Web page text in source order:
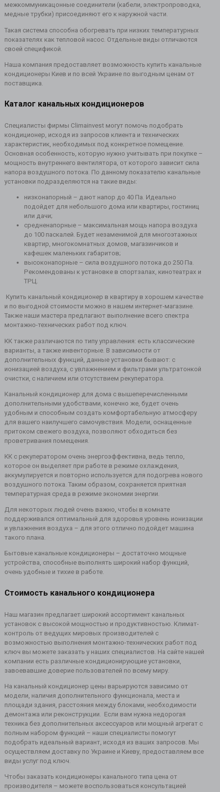
межкоммуникацонные соединители (кабели, электропроводка,
медные трубки) присоединяют его к наружной части.
Такая система способна обогревать при низких температурных
показателях как тепловой насос. Отдельные виды отличаются
своей спецификой.
Наша компания предоставляет возможность купить канальные
кондиционеры Киев и по всей Украине по выгодным ценам от
поставщика.
Каталог канальных кондиционеров
Специалисты фирмы Climainvest могут помочь подобрать
кондиционер, исходя из запросов клиента и технических
характеристик, необходимых под конкретное помещение.
Основная особенность, которую нужно учитывать при покупке –
мощность внутреннего вентилятора, от которого зависит сила
напора воздушного потока. По данному показателю канальные
установки подразделяются на такие виды:
низконапорный – дают напор до 40 Па. Идеально
подойдет для небольшого дома или квартиры, гостиниц
или дачи;
средненапорные – максимальная мощь напора воздуха
до 100 паскалей. Будет незаменимой для многоэтажных
квартир, многокомнатных домов, магазинчиков и
кафешек маленьких габаритов;
высоконапорные – сила воздушного потока до 250 Па.
Рекомендованы к установке в спортзалах, кинотеатрах и
ТРЦ.
Купить канальный кондиционер в квартиру в хорошем качестве
и по выгодной стоимости можно в нашем интернет-магазине.
Также наши мастера предлагают выполнение всего спектра
монтажно-технических работ под ключ.
КК также различаются по типу управления: есть классические
варианты, а также инвенторные. В зависимости от
дополнительных функций, данные установки бывают: с
ионизацией воздуха, с увлажнением и фильтрами ультратонкой
очистки, с наличием или отсутствием рекуператора.
Канальный кондиционер для дома с вышеперечисленными
дополнительными удобствами, конечно же, будет очень
удобным и способным создать комфортабельную атмосферу
для вашего наилучшего самочувствия. Модели, оснащенные
притоком свежего воздуха, позволяют обходиться без
проветривания помещения.
КК с рекуператором очень энергоэффективна, ведь тепло,
которое он выделяет при работе в режиме охлаждения,
аккумулируется и повторно используется для подогрева нового
воздушного потока. Таким образом, сохраняется приятная
температурная среда в режиме экономии энергии.
Для некоторых людей очень важно, чтобы в комнате
поддерживался оптимальный для здоровья уровень ионизации
и увлажнения воздуха – для этого отлично подойдет машина
такого плана.
Бытовые канальные кондиционеры – достаточно мощные
устройства, способные выполнять широкий набор функций,
очень удобные и тихие в работе.
Стоимость канального кондиционера
Наш магазин предлагает широкий ассортимент канальных
установок с высокой мощностью и продуктивностью. Климат-
контроль от ведущих мировых производителей с
возможностью выполнения монтажно-технических работ под
ключ вы можете заказать у наших специалистов. На сайте нашей
компании есть различные кондиционирующие установки,
завоевавшие доверие пользователей по всему миру.
На канальный кондиционер цены варьируются зависимо от
модели, наличия дополнительного функционала, места и
площади здания, расстояния между блоками, необходимости
демонтажа или реконструкции. Если вам нужна недорогая
техника без дополнительных аксессуаров или мощный агрегат с
полным набором функций – наши специалисты помогут
подобрать идеальный вариант, исходя из ваших запросов. Мы
осуществляем доставку по Украине и Киеву, предоставляем все
виды услуг под ключ.
Чтобы заказать кондиционеры канального типа цена от
производителя – можете воспользоваться консультацией